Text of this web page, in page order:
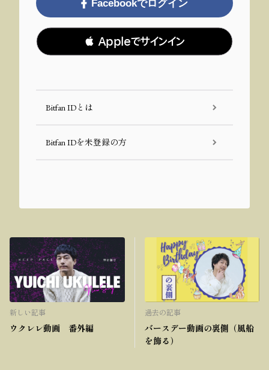
Facebookでログイン
 Appleでサインイン
Bitfan IDとは
Bitfan IDを未登録の方
新しい記事
ウクレレ動画 番外編
過去の記事
バースデー動画の裏側（風船
を飾る）